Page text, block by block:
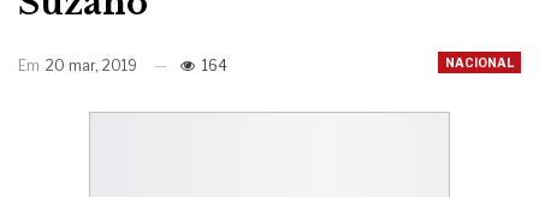
NACIONAL
Em 20 mar, 2019 164